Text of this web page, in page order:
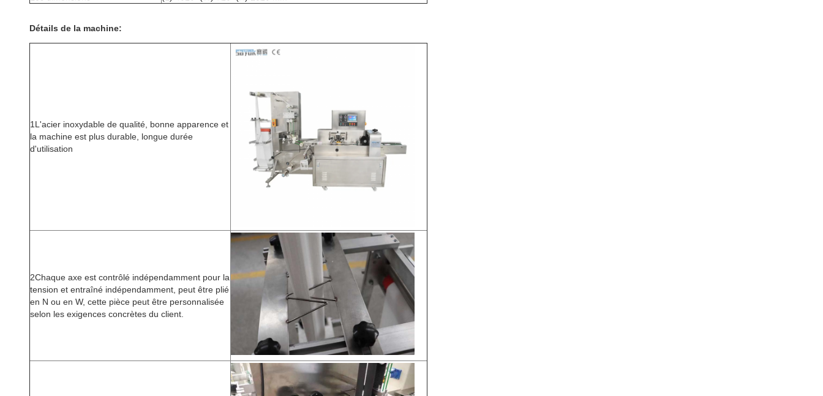
Détails de la machine:
1L'acier inoxydable de qualité, bonne apparence et
la machine est plus durable, longue durée
d'utilisation
2Chaque axe est contrôlé indépendamment pour la
tension et entraîné indépendamment, peut être plié
en N ou en W, cette pièce peut être personnalisée
selon les exigences concrètes du client.